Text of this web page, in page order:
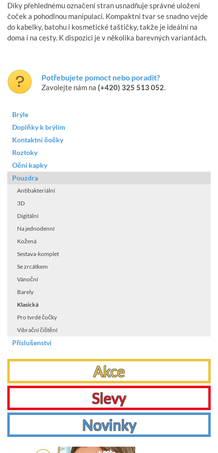
Díky přehlednému označení stran usnadňuje správné uložení
čoček a pohodlnou manipulaci. Kompaktní tvar se snadno vejde
do kabelky, batohu i kosmetické taštičky, takže je ideální na
doma i na cesty. K dispozici je v několika barevných variantách.
Potřebujete pomoct nebo poradit?
Zavolejte nám na (+420) 325 513 052.
Brýle
Doplňky k brýlím
Kontaktní čočky
Roztoky
Oční kapky
Pouzdra
Antibakteriální
3D
Digitální
Na jednodenní
Kožená
Sestava-komplet
Se zrcátkem
Vánoční
Barely
Klasická
Pro tvrdé čočky
Vibrační čištění
Příslušenství
Akce
Slevy
Novinky